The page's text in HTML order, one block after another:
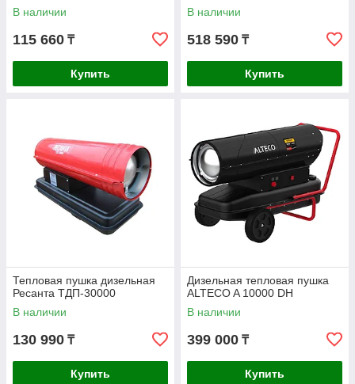
В наличии
115 660 ₸
Купить
В наличии
518 590 ₸
Купить
Тепловая пушка дизельная
Ресанта ТДП-30000
В наличии
130 990 ₸
Купить
Дизельная тепловая пушка
ALTECO A 10000 DH
В наличии
399 000 ₸
Купить